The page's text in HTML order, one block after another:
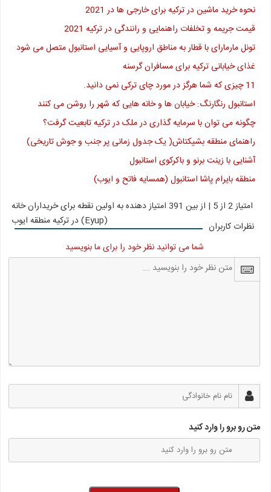
نحوه خرید ماشین در ترکیه برای خارجی ها در 2021
قیمت جریمه و تخلفات راهنمایی و رانندگی در ترکیه 2021
تونل مارمارای با قطار به مناطق اروپایی و آسیایی استانبول متصل می شود
غذای خیابانی ترکیه برای مسافران گرسنه
11 چیزی که شما هرگز در مورد چای ترکی نمی دانید.
استانبول رنگارنگ: خیابان ها و خانه هایی که شهر را روشن می کنند
چگونه می توان با سرمایه گذاری در ملک در ترکیه تابعیت گرفت؟
راهنمای منطقه بشیکتاش( یک جدول زمانی پر جنب و جوش تاریخی)
آشنایی با زینت برنو و باکرکوی استانبول
منطقه بایرام پاشا استانبول (همسایه فاتح و ایوب)
امتیاز2 از5 | از بین 391امتیاز دهنده به اولین نقطه برای خریداران خانه
در ترکیه منطقه ایوب (Eyup)
نظرات کاربران
شما می توانید نظر خود را برای ما بنویسید
متن رو برو را وارد کنید